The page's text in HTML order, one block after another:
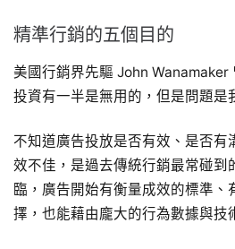
精準行銷的五個目的
美國行銷界先驅 John Wanamaker
投資有一半是無用的，但是問題是
不知道廣告投放是否有效、是否有
效不佳，是過去傳統行銷最常碰到
臨，廣告開始有衡量成效的標準、
擇，也能藉由龐大的行為數據與技